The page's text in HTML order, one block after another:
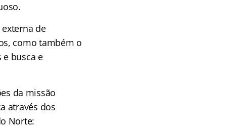
de
como também o
busca e
da missão
através dos
Norte: